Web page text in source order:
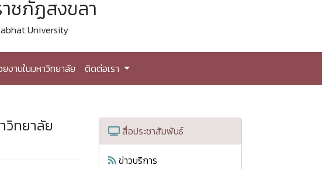
ชภัฏสงขลา
University
งานในมหาวิทยาลัย ติดต่อเรา
วิทยาลัย
สื่อประชาสัมพันธ์
ข่าวบริการ